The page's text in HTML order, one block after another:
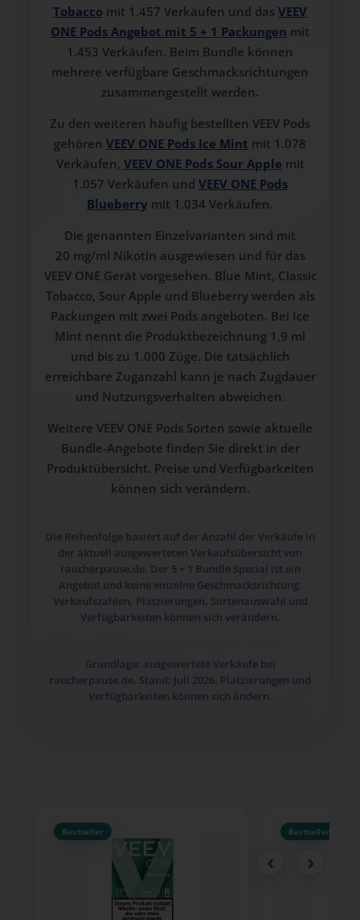
Tobacco mit 1.457 Verkäufen und das VEEV
ONE Pods Angebot mit 5 + 1 Packungen mit
1.453 Verkäufen. Beim Bundle können
mehrere verfügbare Geschmacksrichtungen
zusammengestellt werden.
Zu den weiteren häufig bestellten VEEV Pods
gehören VEEV ONE Pods Ice Mint mit 1.078
Verkäufen, VEEV ONE Pods Sour Apple mit
1.057 Verkäufen und VEEV ONE Pods
Blueberry mit 1.034 Verkäufen.
Die genannten Einzelvarianten sind mit
20 mg/ml Nikotin ausgewiesen und für das
VEEV ONE Gerät vorgesehen. Blue Mint, Classic
Tobacco, Sour Apple und Blueberry werden als
Packungen mit zwei Pods angeboten. Bei Ice
Mint nennt die Produktbezeichnung 1,9 ml
und bis zu 1.000 Züge. Die tatsächlich
erreichbare Zuganzahl kann je nach Zugdauer
und Nutzungsverhalten abweichen.
Weitere VEEV ONE Pods Sorten sowie aktuelle
Bundle-Angebote finden Sie direkt in der
Produktübersicht. Preise und Verfügbarkeiten
können sich verändern.
Die Reihenfolge basiert auf der Anzahl der Verkäufe in
der aktuell ausgewerteten Verkaufsübersicht von
raucherpause.de. Der 5 + 1 Bundle Special ist ein
Angebot und keine einzelne Geschmacksrichtung.
Verkaufszahlen, Platzierungen, Sortenauswahl und
Verfügbarkeiten können sich verändern.
Grundlage: ausgewertete Verkäufe bei
raucherpause.de. Stand: Juli 2026. Platzierungen und
Verfügbarkeiten können sich ändern.